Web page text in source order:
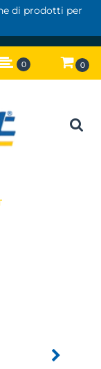
di prodotti per
0 0